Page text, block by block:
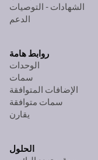
الشهادات - التوصيات
الدعم
روابط هامة
الوحدات
سمات
الإضافات المتوافقة
سمات متوافقة
يقارن
الحلول